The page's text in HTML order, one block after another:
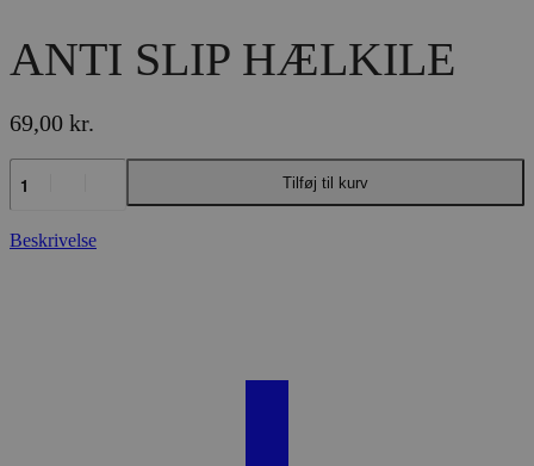
ANTI SLIP HÆLKILE
69,00 kr.
ANTI
SLIP
HÆLKILE
antal
Tilføj til kurv
Beskrivelse